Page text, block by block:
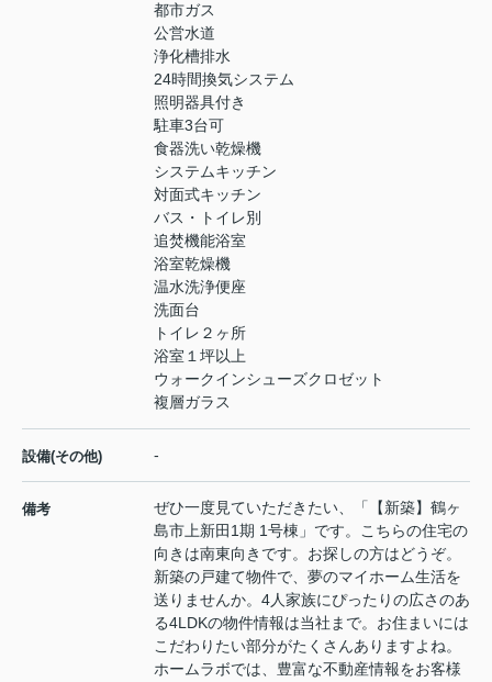
都市ガス
公営水道
浄化槽排水
24時間換気システム
照明器具付き
駐車3台可
食器洗い乾燥機
システムキッチン
対面式キッチン
バス・トイレ別
追焚機能浴室
浴室乾燥機
温水洗浄便座
洗面台
トイレ２ヶ所
浴室１坪以上
ウォークインシューズクロゼット
複層ガラス
設備(その他) -
備考
ぜひ一度見ていただきたい、「【新築】鶴ヶ
島市上新田1期 1号棟」です。こちらの住宅の
向きは南東向きです。お探しの方はどうぞ。
新築の戸建て物件で、夢のマイホーム生活を
送りませんか。4人家族にぴったりの広さのあ
る4LDKの物件情報は当社まで。お住まいには
こだわりたい部分がたくさんありますよね。
ホームラボでは、豊富な不動産情報をお客様